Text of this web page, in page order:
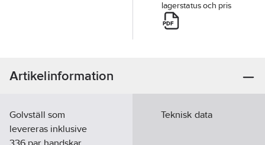
lagerstatus och pris
Artikelinformation
Golvställ som
levereras inklusive
Teknisk data